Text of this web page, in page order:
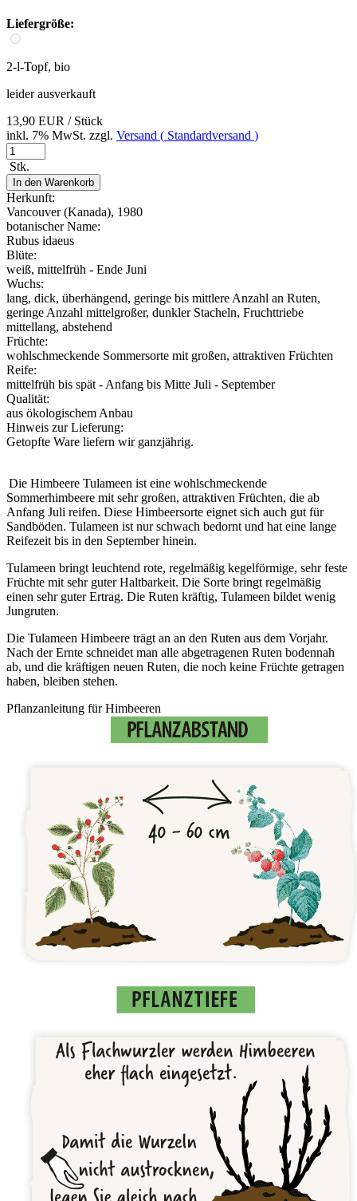
Liefergröße:
2-l-Topf, bio
leider ausverkauft
13,90 EUR / Stück
inkl. 7% MwSt. zzgl. Versand ( Standardversand )
Stk.
In den Warenkorb
Herkunft:
Vancouver (Kanada), 1980
botanischer Name:
Rubus idaeus
Blüte:
weiß, mittelfrüh - Ende Juni
Wuchs:
lang, dick, überhängend, geringe bis mittlere Anzahl an Ruten,
geringe Anzahl mittelgroßer, dunkler Stacheln, Fruchttriebe
mittellang, abstehend
Früchte:
wohlschmeckende Sommersorte mit großen, attraktiven Früchten
Reife:
mittelfrüh bis spät - Anfang bis Mitte Juli - September
Qualität:
aus ökologischem Anbau
Hinweis zur Lieferung:
Getopfte Ware liefern wir ganzjährig.
Die Himbeere Tulameen ist eine wohlschmeckende
Sommerhimbeere mit sehr großen, attraktiven Früchten, die ab
Anfang Juli reifen. Diese Himbeersorte eignet sich auch gut für
Sandböden. Tulameen ist nur schwach bedornt und hat eine lange
Reifezeit bis in den September hinein.
Tulameen bringt leuchtend rote, regelmäßig kegelförmige, sehr feste
Früchte mit sehr guter Haltbarkeit. Die Sorte bringt regelmäßig
einen sehr guter Ertrag. Die Ruten kräftig, Tulameen bildet wenig
Jungruten.
Die Tulameen Himbeere trägt an an den Ruten aus dem Vorjahr.
Nach der Ernte schneidet man alle abgetragenen Ruten bodennah
ab, und die kräftigen neuen Ruten, die noch keine Früchte getragen
haben, bleiben stehen.
Pflanzanleitung für Himbeeren